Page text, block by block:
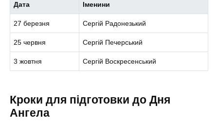
Дата Іменини
27 березня Сергій Радонезький
25 червня Сергій Печерський
3 жовтня Сергій Воскресенський
Кроки для підготовки до Дня
Ангела